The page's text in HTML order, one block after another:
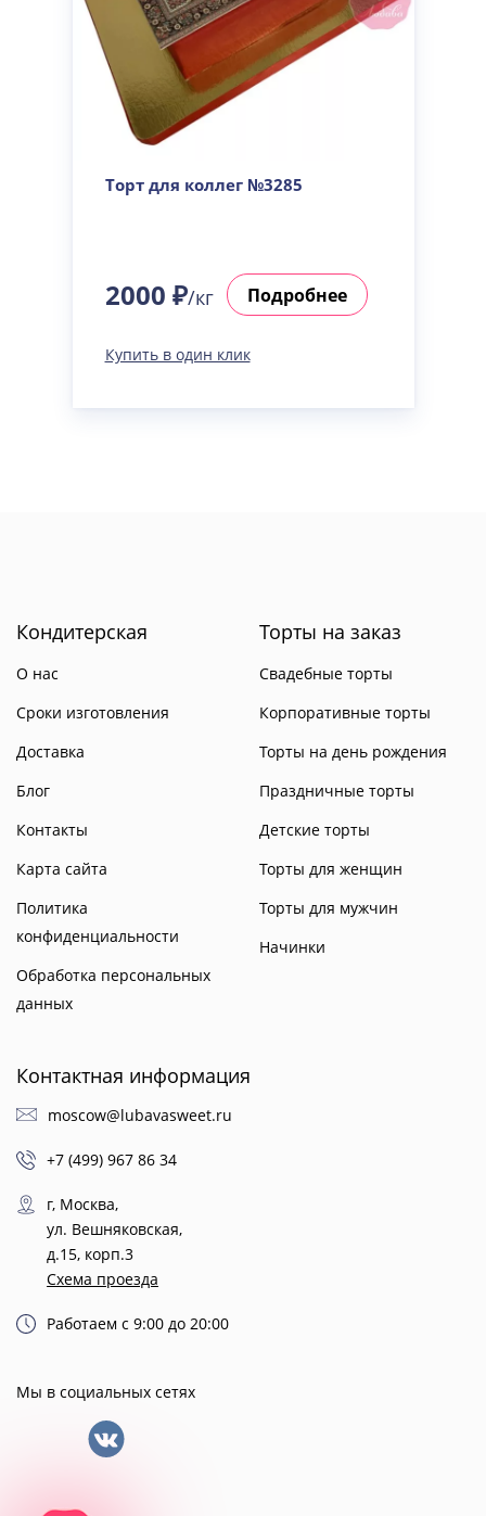
Торт для коллег №3285
2000 ₽/кг Подробнее
Купить в один клик
Кондитерская
О нас
Сроки изготовления
Доставка
Блог
Контакты
Карта сайта
Политика
конфиденциальности
Обработка персональных
данных
Торты на заказ
Свадебные торты
Корпоративные торты
Торты на день рождения
Праздничные торты
Детские торты
Торты для женщин
Торты для мужчин
Начинки
Контактная информация
moscow@lubavasweet.ru
+7 (499) 967 86 34
г, Москва,
ул. Вешняковская,
д.15, корп.3
Схема проезда
Работаем с 9:00 до 20:00
Мы в социальных сетях